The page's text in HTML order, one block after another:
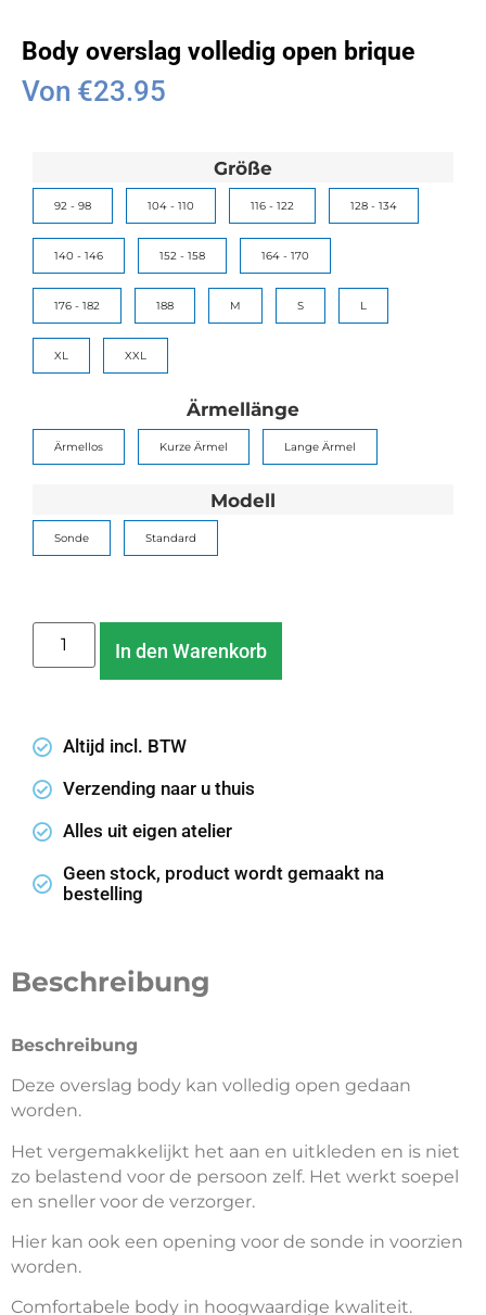
Body overslag volledig open brique
Von €23.95
Größe
92 - 98 104 - 110 116 - 122 128 - 134
140 - 146 152 - 158 164 - 170
176 - 182 188 M S L
XL XXL
Ärmellänge
Ärmellos Kurze Ärmel Lange Ärmel
Modell
Sonde Standard
In den Warenkorb
Altijd incl. BTW
Verzending naar u thuis
Alles uit eigen atelier
Geen stock, product wordt gemaakt na
bestelling
Beschreibung
Beschreibung
Deze overslag body kan volledig open gedaan
worden.
Het vergemakkelijkt het aan en uitkleden en is niet
zo belastend voor de persoon zelf. Het werkt soepel
en sneller voor de verzorger.
Hier kan ook een opening voor de sonde in voorzien
worden.
Comfortabele body in hoogwaardige kwaliteit.